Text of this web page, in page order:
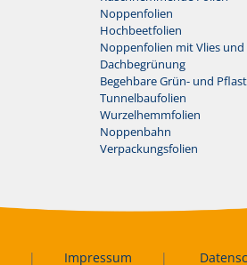
Noppenfolien
Hochbeetfolien
Noppenfolien mit Vlies und
Dachbegrünung
Begehbare Grün- und
Tunnelbaufolien
Wurzelhemmfolien
Noppenbahn
Verpackungsfolien
| Impressum |